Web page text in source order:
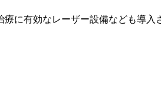
に有効なレーザー設備なども導入